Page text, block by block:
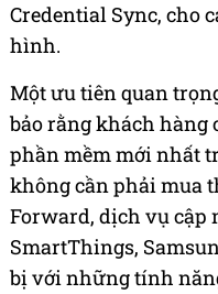
Credential Sync, cho
hình.
Một ưu tiên quan
bảo rằng khách hàng
phần mềm mới nhất
không cần phải mua
Forward, dịch vụ cập
SmartThings,
bị với những tính